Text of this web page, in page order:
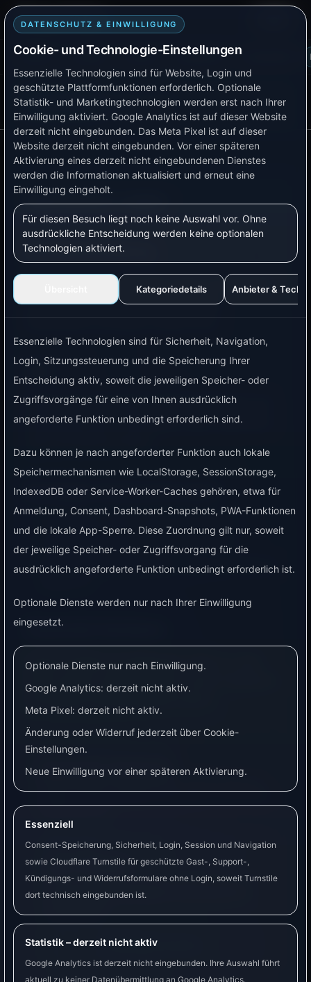
DATENSCHUTZ & EINWILLIGUNG
Cookie- und Technologie-Einstellungen
Essenzielle Technologien sind für Website, Login und
geschützte Plattformfunktionen erforderlich. Optionale
Statistik- und Marketingtechnologien werden erst nach Ihrer
Einwilligung aktiviert. Google Analytics ist auf dieser Website
derzeit nicht eingebunden. Das Meta Pixel ist auf dieser
Website derzeit nicht eingebunden. Vor einer späteren
Aktivierung eines derzeit nicht eingebundenen Dienstes
werden die Informationen aktualisiert und erneut eine
Einwilligung eingeholt.
Für diesen Besuch liegt noch keine Auswahl vor. Ohne
ausdrückliche Entscheidung werden keine optionalen
Technologien aktiviert.
Kategoriedetails Anbieter &
Essenzielle Technologien sind für Sicherheit, Navigation,
Login, Sitzungssteuerung und die Speicherung Ihrer
Entscheidung aktiv, soweit die jeweiligen Speicher- oder
Zugriffsvorgänge für eine von Ihnen ausdrücklich
angeforderte Funktion unbedingt erforderlich sind.
Dazu können je nach angeforderter Funktion auch lokale
Speichermechanismen wie LocalStorage, SessionStorage,
IndexedDB oder Service-Worker-Caches gehören, etwa für
Anmeldung, Consent, Dashboard-Snapshots, PWA-Funktionen
und die lokale App-Sperre. Diese Zuordnung gilt nur, soweit
der jeweilige Speicher- oder Zugriffsvorgang für die
ausdrücklich angeforderte Funktion unbedingt erforderlich ist.
Optionale Dienste werden nur nach Ihrer Einwilligung
eingesetzt.
Optionale Dienste nur nach Einwilligung.
Google Analytics: derzeit nicht aktiv.
Meta Pixel: derzeit nicht aktiv.
Änderung oder Widerruf jederzeit über Cookie-
Einstellungen.
Neue Einwilligung vor einer späteren Aktivierung.
Essenziell
Consent-Speicherung, Sicherheit, Login, Session und Navigation
sowie Cloudflare Turnstile für geschützte Gast-, Support-,
Kündigungs- und Widerrufsformulare ohne Login, soweit Turnstile
dort technisch eingebunden ist.
Statistik – derzeit nicht aktiv
Google Analytics ist derzeit nicht eingebunden. Ihre Auswahl führt
aktuell zu keiner Datenübermittlung an Google Analytics.
Smart TB Tech
Plattform Lösungen Produkte Verfügbarkeit Kompatibilität
Doku-Menü AKTUELLE SEITE
Nachtstrom-Laden
Nachtstrom-Laden
Kurzbeschreibung
Dieses Praxisbeispiel zeigt, wie ein Verbraucher
oder eine Wallbox in einem günstigen
Nachtfenster betrieben werden kann.
Ziel
Laden oder ein anderer flexibler Verbrauch soll
bevorzugt nachts stattfinden, wenn Zeitfenster
Benötigte Voraussetzungen
Schaltbares Gerät, Relais oder Wallbox.
Optional aktivierte Strompreis-Daten.
Ein bekanntes Zeitfenster, in dem der Betrieb
Passende Hardware
Diese Produkte sind Beispiele. Prüfe vor dem
Kauf, ob sie zu deinem Zähler, deiner Installation
PRODUKTEMPFEHLUNGEN
Passende Hardware
WALLBOX
go-e Charger
Für PV-Laden, Nachtladen und dynamische
Bei Amazon ansehen